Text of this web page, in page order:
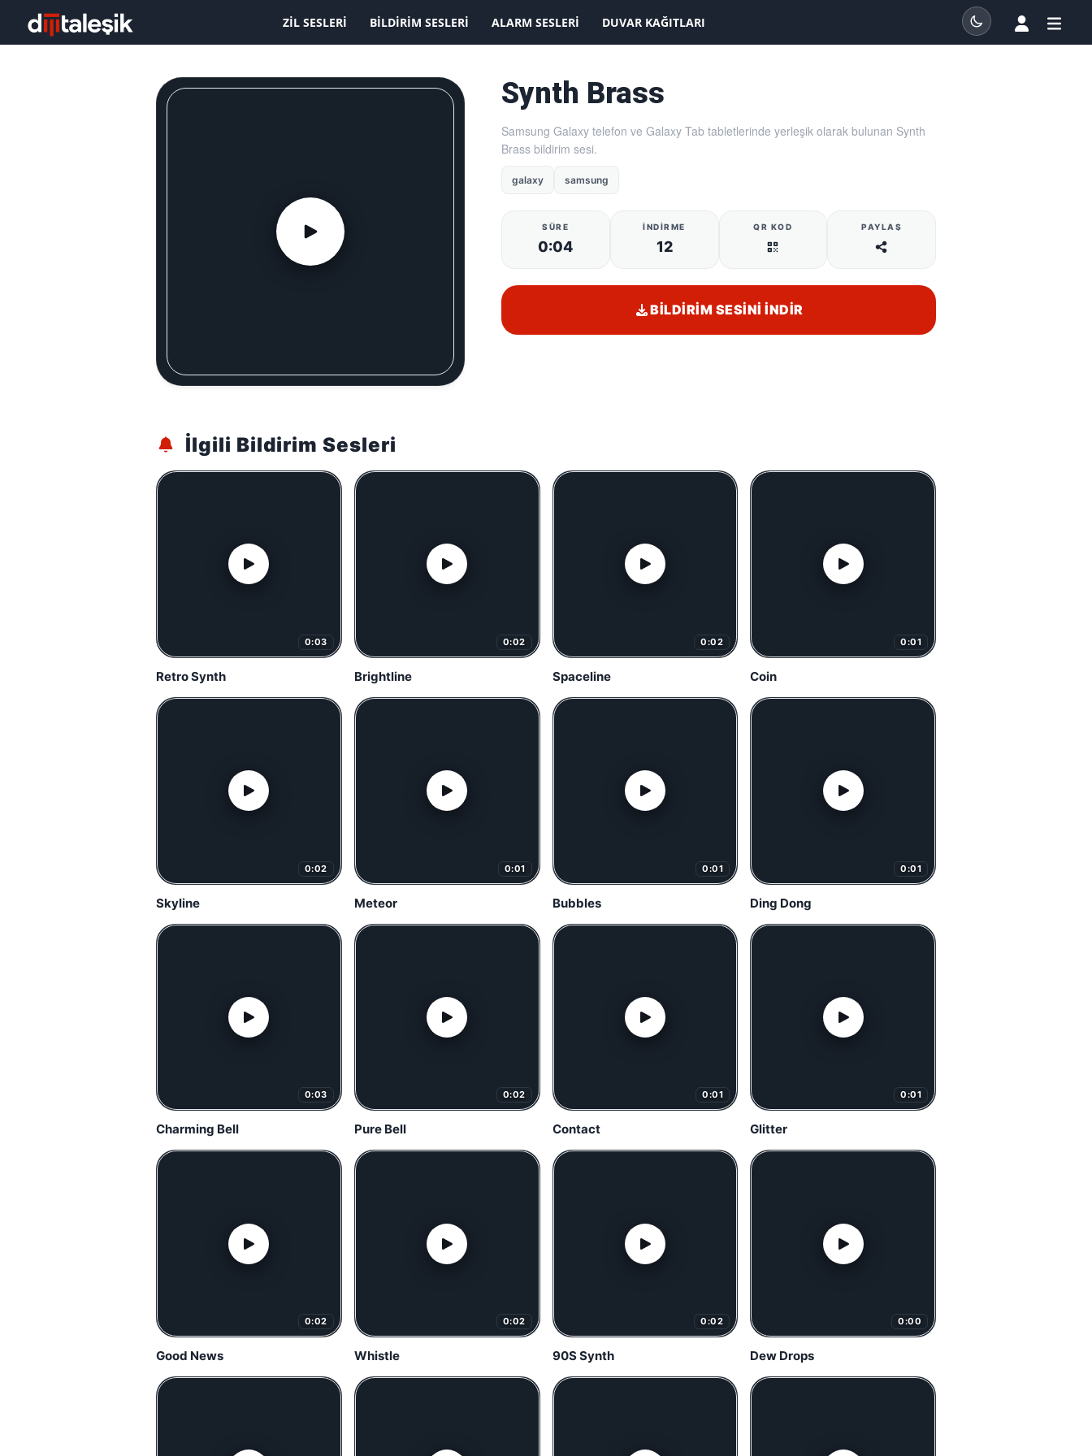
ZIL SESLERI BILDIRIM SESLERI ALARM SESLERI DUVAR KAĞITLARI
Synth Brass
Samsung Galaxy telefon ve Galaxy Tab tabletlerinde yerleşik olarak bulunan Synth
Brass bildirim sesi.
galaxy samsung
SÜRE
0:04
İNDIRME
12
QR KOD PAYLAŞ
BILDIRIM SESINI İNDIR
İlgili Bildirim Sesleri
0:03
Retro Synth
0:02
Brightline
0:02
Spaceline
0:01
Coin
0:02
Skyline
0:01
Meteor
0:01
Bubbles
0:01
Ding Dong
0:03
Charming Bell
0:02
Pure Bell
0:01
Contact
0:01
Glitter
0:02
Good News
0:02
Whistle
0:02
90S Synth
0:00
Dew Drops